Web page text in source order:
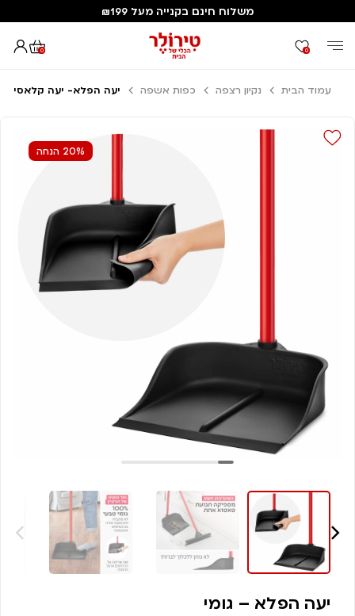
משלוח חינם בקנייה מעל ₪199
0 0
עמוד הבית נקיון רצפה כפות אשפה יעה הפלא- יעה קלאסי
20% הנחה
יעה הפלא – גומי